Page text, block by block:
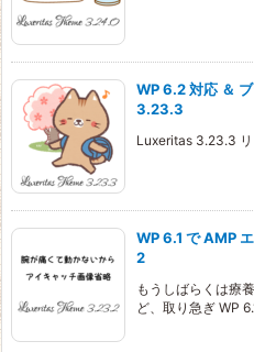
WP 6.2 対応 ＆
3.23.3
Luxeritas 3.23.3 リ
WP 6.1 で AMP
2
もうしばらくは療
ど、取り急ぎ WP